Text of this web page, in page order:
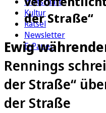
Kultur
Rätsel
Newsletter
E-Paper
der Straße“
Ewig
Rennings
der Straße“
der Straße